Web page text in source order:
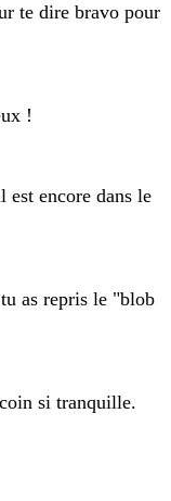
te dire bravo pour
!
encore dans le
as repris le "blob
si tranquille.